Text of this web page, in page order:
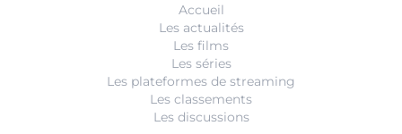
Accueil
Les actualités
Les films
Les séries
Les plateformes de streaming
Les classements
Les discussions